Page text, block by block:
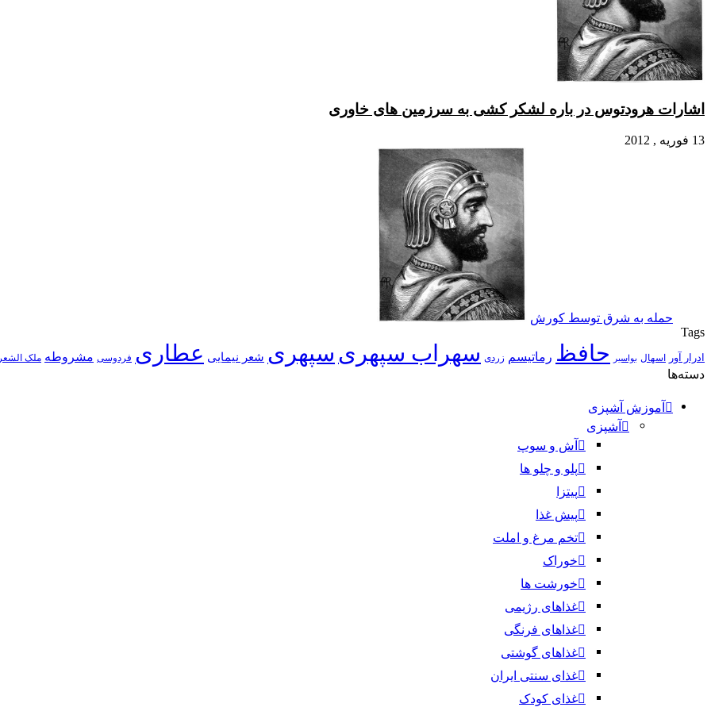
اشارات هرودتوس در باره لشکر کشی به سرزمین های خاوری
13 فوریه , 2012
حمله به شرق توسط کورش
Tags
ادرار آور اسهال بواسیر حافظ رماتیسم زردی سهراب سپهری سپهری شعر نیمایی عطاری فردوسی مشروطه ملک
دسته‌ها
آموزش آشپزی
آشپزی
آش و سوپ
پلو و چلو ها
پیتزا
پیش غذا
تخم مرغ و املت
خوراک
خورشت ها
غذاهای رژیمی
غذاهای فرنگی
غذاهای گوشتی
غذای سنتی ایران
غذای کودک